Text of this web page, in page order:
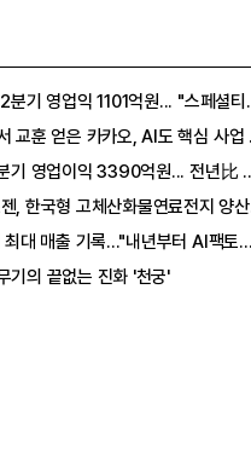
영업익 1101억원... "스페셜티 전환 가속"
훈 얻은 카카오, AI도 핵심 사업 '선택과 집중'
영업이익 3390억원... 전년比 419% 급증
한국형 고체산화물연료전지 양산체계 구축
매출 기록..."내년부터 AI팩토리 수익 날 것"
기의 끝없는 진화 '천궁'